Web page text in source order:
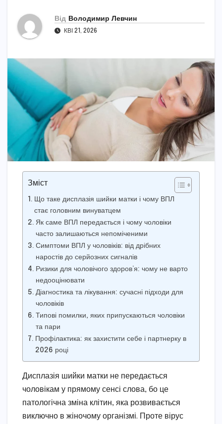
Від Володимир Левчин
КВІ 21, 2026
Зміст
Що таке дисплазія шийки матки і чому ВПЛ
стає головним винуватцем
Як саме ВПЛ передається і чому чоловіки
часто залишаються непоміченими
Симптоми ВПЛ у чоловіків: від дрібних
наростів до серйозних сигналів
Ризики для чоловічого здоров’я: чому не варто
недооцінювати
Діагностика та лікування: сучасні підходи для
чоловіків
Типові помилки, яких припускаються чоловіки
та пари
Профілактика: як захистити себе і партнерку в
2026 році
Дисплазія шийки матки не передається
чоловікам у прямому сенсі слова, бо це
патологічна зміна клітин, яка розвивається
виключно в жіночому організмі. Проте вірус